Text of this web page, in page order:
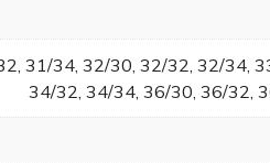
31/34, 32/30, 32/32, 32/34,
34/32, 34/34, 36/30, 36/32,